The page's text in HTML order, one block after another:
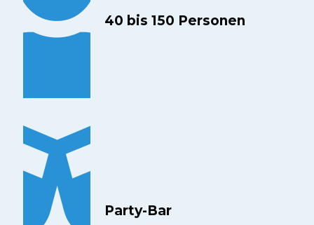
40 bis 150 Personen
Party-Bar